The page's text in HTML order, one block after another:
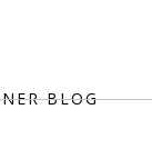
BLOG